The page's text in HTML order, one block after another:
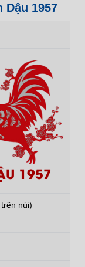
1957
1957
núi)